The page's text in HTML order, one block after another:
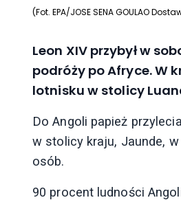
(Fot. EPA/JOSE SENA GOULAO
Leon XIV przybył w
podróży po Afryce. W
lotnisku w stolicy
Do Angoli papież
w stolicy kraju, Jaunde,
osób.
90 procent ludności